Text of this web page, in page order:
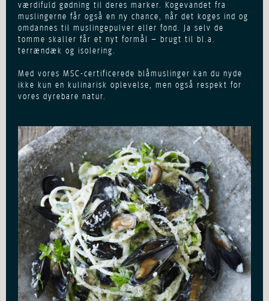
værdifuld gødning til deres marker. Kogevandet fra
muslingerne får også en ny chance, når det koges ind og
omdannes til muslingepulver eller fond. Ja selv de
tomme skaller får et nyt formål – brugt til bl.a.
terrændæk og isolering.
Med vores MSC-certificerede blåmuslinger kan du nyde
ikke kun en kulinarisk oplevelse, men også respekt for
vores dyrebare natur.